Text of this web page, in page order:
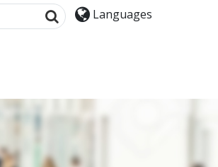
搜寻 Languages